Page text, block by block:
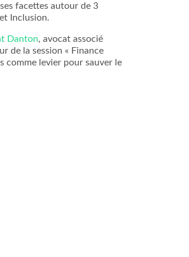
facettes autour de 3
Inclusion.
Danton, avocat associé
de la session « Finance
comme levier pour sauver le